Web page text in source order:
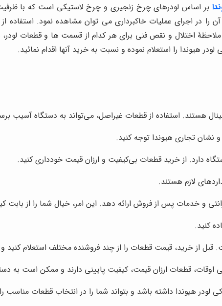
بر اساس لودرهای چرخ زنجیری و چرخ لاستیکی است که با
را در اجرای عملیات خاکبرداری می توان مشاهده نمود.
اختلال و نقص فنی برای هر کدام از قسمت ها و قطعات لودر،
هیوندا را استعلام نموده و نسبت به خرید آنها اقدام نمائید.
هستند. استفاده از قطعات غیراصل، می‌تواند به دستگاه آسیب
نشان تجاری هیوندا توجه کنید.
دارد. از خرید قطعات بی‌کیفیت و ارزان قیمت خودداری کنید.
لازم هستند.
و خدمات پس از فروش ارائه دهد. این امر، خیال شما را از
کنید.
از خرید، قیمت قطعات را از چند فروشنده مختلف استعلام کنید و
قطعات ارزان قیمت، کیفیت پایینی دارند و ممکن است به
لودر هیوندا داشته باشد و بتواند شما را در انتخاب قطعات مناسب